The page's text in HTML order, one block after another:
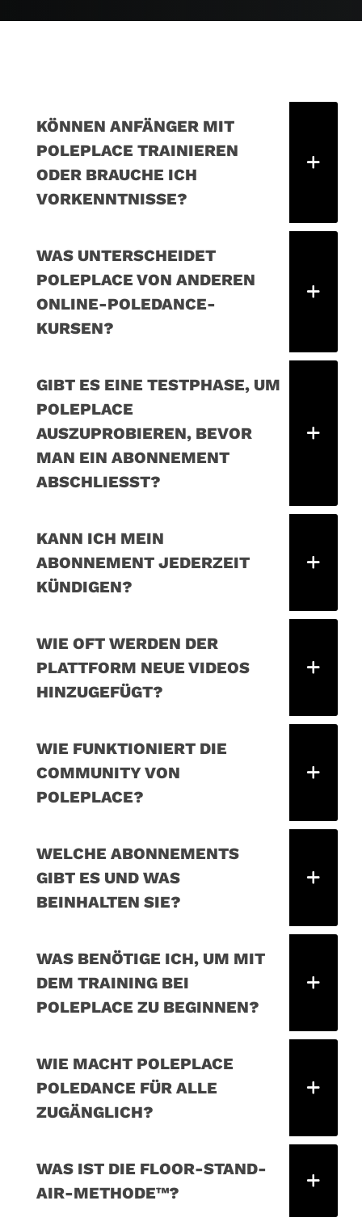
KÖNNEN ANFÄNGER MIT
POLEPLACE TRAINIEREN
ODER BRAUCHE ICH
VORKENNTNISSE?
WAS UNTERSCHEIDET
POLEPLACE VON ANDEREN
ONLINE-POLEDANCE-
KURSEN?
GIBT ES EINE TESTPHASE, UM
POLEPLACE
AUSZUPROBIEREN, BEVOR
MAN EIN ABONNEMENT
ABSCHLIESST?
KANN ICH MEIN
ABONNEMENT JEDERZEIT
KÜNDIGEN?
WIE OFT WERDEN DER
PLATTFORM NEUE VIDEOS
HINZUGEFÜGT?
WIE FUNKTIONIERT DIE
COMMUNITY VON
POLEPLACE?
WELCHE ABONNEMENTS
GIBT ES UND WAS
BEINHALTEN SIE?
WAS BENÖTIGE ICH, UM MIT
DEM TRAINING BEI
POLEPLACE ZU BEGINNEN?
WIE MACHT POLEPLACE
POLEDANCE FÜR ALLE
ZUGÄNGLICH?
WAS IST DIE FLOOR-STAND-
AIR-METHODE™?